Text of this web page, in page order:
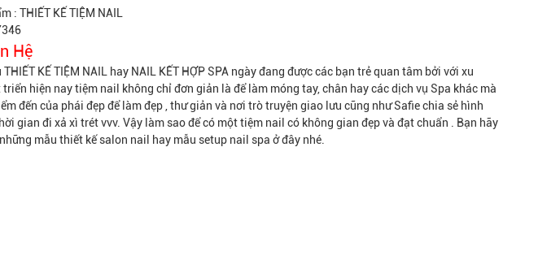
: THIẾT KẾ TIỆM NAIL
Hệ
THIẾT KẾ TIỆM NAIL hay NAIL KẾT HỢP SPA ngày đang được các bạn trẻ quan tâm bởi với xu
triển hiện nay tiệm nail không chỉ đơn giản là để làm móng tay, chân hay các dịch vụ Spa khác mà
đến của phái đẹp để làm đẹp , thư giản và nơi trò truyện giao lưu cũng như Safie chia sẻ hình
gian đi xả xì trét vvv. Vậy làm sao để có một tiệm nail có không gian đẹp và đạt chuẩn . Bạn hãy
mẫu thiết kế salon nail hay mẫu setup nail spa ở đây nhé.